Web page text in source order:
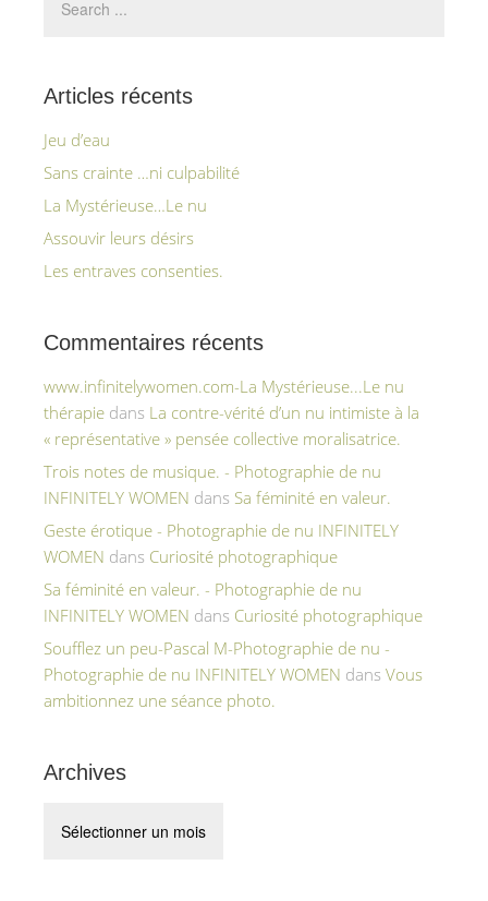
Articles récents
Jeu d’eau
Sans crainte …ni culpabilité
La Mystérieuse…Le nu
Assouvir leurs désirs
Les entraves consenties.
Commentaires récents
www.infinitelywomen.com-La Mystérieuse...Le nu
thérapie dans La contre-vérité d’un nu intimiste à la
« représentative » pensée collective moralisatrice.
Trois notes de musique. - Photographie de nu
INFINITELY WOMEN dans Sa féminité en valeur.
Geste érotique - Photographie de nu INFINITELY
WOMEN dans Curiosité photographique
Sa féminité en valeur. - Photographie de nu
INFINITELY WOMEN dans Curiosité photographique
Soufflez un peu-Pascal M-Photographie de nu -
Photographie de nu INFINITELY WOMEN dans Vous
ambitionnez une séance photo.
Archives